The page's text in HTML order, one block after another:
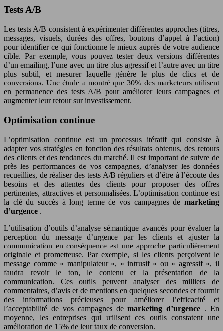
Tests A/B
Les tests A/B consistent à expérimenter différentes approches (titres,
messages, visuels, durées des offres, boutons d’appel à l’action)
pour identifier ce qui fonctionne le mieux auprès de votre audience
cible. Par exemple, vous pouvez tester deux versions différentes
d’un emailing, l’une avec un titre plus agressif et l’autre avec un titre
plus subtil, et mesurer laquelle génère le plus de clics et de
conversions. Une étude a montré que 30% des marketeurs utilisent
en permanence des tests A/B pour améliorer leurs campagnes et
augmenter leur retour sur investissement.
Optimisation continue
L’optimisation continue est un processus itératif qui consiste à
adapter vos stratégies en fonction des résultats obtenus, des retours
des clients et des tendances du marché. Il est important de suivre de
près les performances de vos campagnes, d’analyser les données
recueillies, de réaliser des tests A/B réguliers et d’être à l’écoute des
besoins et des attentes des clients pour proposer des offres
pertinentes, attractives et personnalisées. L’optimisation continue est
la clé du succès à long terme de vos campagnes de marketing
d’urgence .
L’utilisation d’outils d’analyse sémantique avancés pour évaluer la
perception du message d’urgence par les clients et ajuster la
communication en conséquence est une approche particulièrement
originale et prometteuse. Par exemple, si les clients perçoivent le
message comme « manipulateur », « intrusif » ou « agressif », il
faudra revoir le ton, le contenu et la présentation de la
communication. Ces outils peuvent analyser des milliers de
commentaires, d’avis et de mentions en quelques secondes et fournir
des informations précieuses pour améliorer l’efficacité et
l’acceptabilité de vos campagnes demarketing d’urgence . En
moyenne, les entreprises qui utilisent ces outils constatent une
amélioration de 15% de leur taux de conversion.